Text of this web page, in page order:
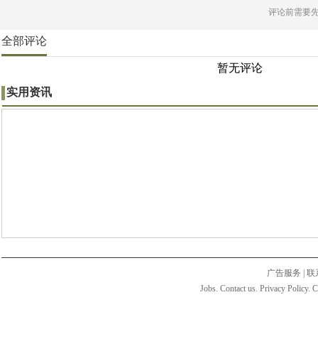
评论前需要
全部评论
暂无评论
实用资讯
广告服务
联
Jobs. Contact us. Privacy Policy.